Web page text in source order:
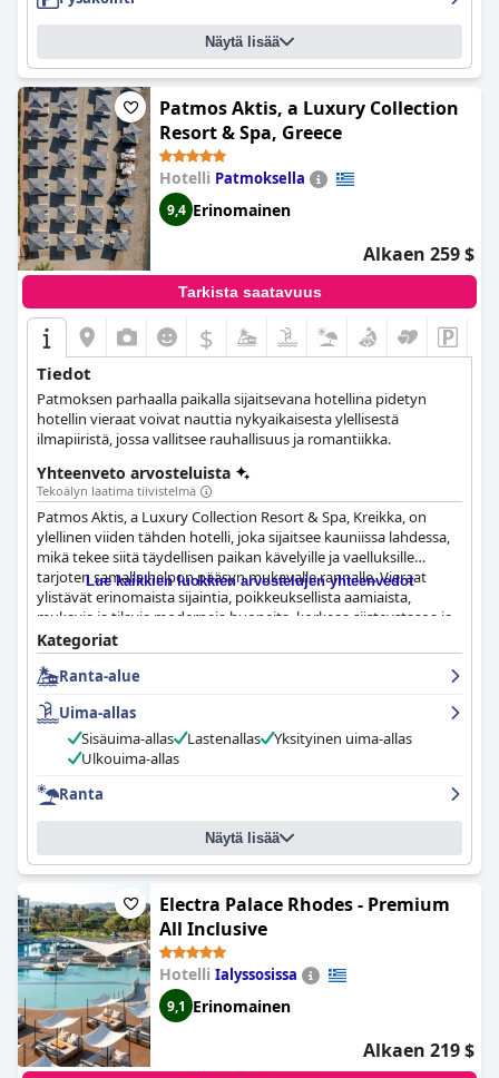
rentouttava tunnelma, ja yksityinen ranta on rauhallinen ja
hotelli tarjoaa siellä huomaavaista palvelua. Vaikka jotkut
vieraat saattavat pitää hotellia hieman kalliina,Lindos Aqua
Terraon täydellinen niille, jotka etsivät ylellistä ja tasokasta
kokemusta.
Näytä lisää
Patmos Aktis, a Luxury Collection
Resort & Spa, Greece
Hotelli Patmoksella
9,4 Erinomainen
Alkaen 259 $
Tarkista saatavuus
$
Tiedot
Patmoksen parhaalla paikalla sijaitsevana hotellina pidetyn
hotellin vieraat voivat nauttia nykyaikaisesta ylellisestä
ilmapiiristä, jossa vallitsee rauhallisuus ja romantiikka.
Yhteenveto arvosteluista
Tekoälyn laatima tiivistelmä
Patmos Aktis, a Luxury Collection Resort & Spa, Kreikka, on
ylellinen viiden tähden hotelli, joka sijaitsee kauniissa lahdessa,
mikä tekee siitä täydellisen paikan kävelyille ja vaelluksille
tarjoten samalla helpon pääsyn mukavalle rannalle. Vieraat
ylistävät erinomaista sijaintia, poikkeuksellista aamiaista,
mukavia ja tilavia moderneja huoneita, korkeaa siisteystasoa ja
ystävällistä henkilökuntaa, joka tekee kaikkensa, jotta vieraat
tuntisivat olonsa tervetulleiksi. Hotellista on suora pääsy
poikkeukselliselle rannalle, jossa on upeat tilat ja yksityinen
rantataverna. Myös allasalue on erinomainen, ja monet vieraat
pitävät erityisesti swim-up-huoneista ja suorasta pääsystä uima-
altaalle. Kylpyläkokemus on poikkeuksellinen ja tilat ovat
huippuluokkaa. Vaikka hotellista esitettiin muutamia pieniä
a Luxury Collection Resort & Spa, Kreikka, on erinomainen
hotelli, joka tarjoaa mukavan ja rentouttavan oleskelun
viehättävällä Patmoksen saarella.
Lue kaikkien luokkien arvostelujen yhteenvedot
Kategoriat
Ranta-alue
Uima-allas
Sisäuima-allas
Lastenallas
Yksityinen uima-allas
Ulkouima-allas
Ranta
Näytä lisää
Electra Palace Rhodes - Premium
All Inclusive
Hotelli Ialyssosissa
9,1 Erinomainen
Alkaen 219 $